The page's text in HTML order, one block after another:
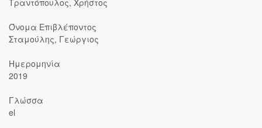
Τραντόπουλος, Χρήστος
Όνομα Επιβλέποντος
Σταμούλης, Γεώργιος
Ημερομηνία
2019
Γλώσσα
el